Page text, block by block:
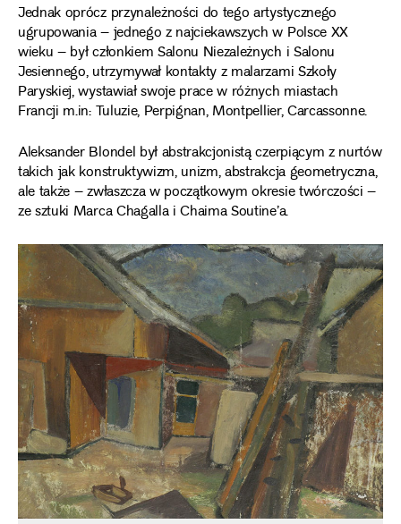
Jednak oprócz przynależności do tego artystycznego
ugrupowania – jednego z najciekawszych w Polsce XX
wieku – był członkiem Salonu Niezależnych i Salonu
Jesiennego, utrzymywał kontakty z malarzami Szkoły
Paryskiej, wystawiał swoje prace w różnych miastach
Francji m.in: Tuluzie, Perpignan, Montpellier, Carcassonne.
Aleksander Blondel był abstrakcjonistą czerpiącym z nurtów
takich jak konstruktywizm, unizm, abstrakcja geometryczna,
ale także – zwłaszcza w początkowym okresie twórczości –
ze sztuki Marca Chagalla i Chaima Soutine’a.